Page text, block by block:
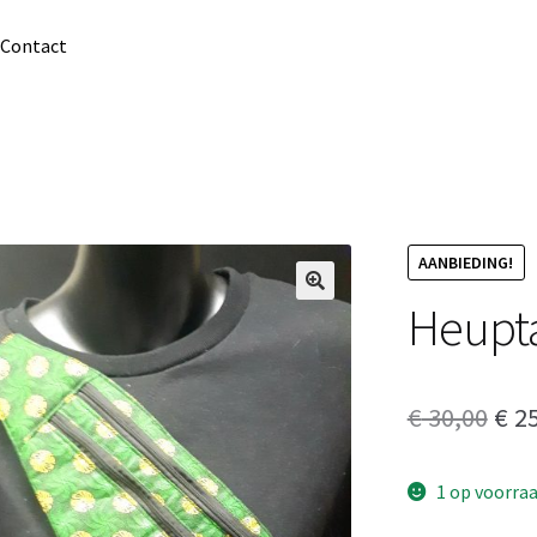
Contact
AANBIEDING!
€30,00 €
1 op